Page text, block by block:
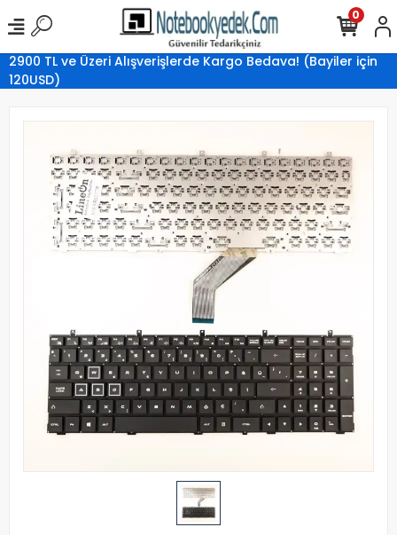
2900 TL ve Üzeri Alışverişlerde Kargo Bedava! (Bayiler için
120USD)
0